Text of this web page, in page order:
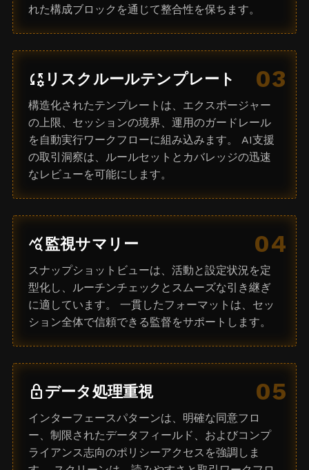
れた構成ブロックを通じて整合性を保ちます。
03
rule_settings リスクルールテンプレート
構造化されたテンプレートは、エクスポージャー
の上限、セッションの境界、運用のガードレール
を自動実行ワークフローに組み込みます。 AI支援
の取引洞察は、ルールセットとカバレッジの迅速
なレビューを可能にします。
04
query_stats監視サマリー
スナップショットビューは、活動と設定状況を定
型化し、ルーチンチェックとスムーズな引き継ぎ
に適しています。 一貫したフォーマットは、セッ
ション全体で信頼できる監督をサポートします。
05
lock データ処理重視
インターフェースパターンは、明確な同意フロ
ー、制限されたデータフィールド、およびコンプ
ライアンス志向のポリシーアクセスを強調しま